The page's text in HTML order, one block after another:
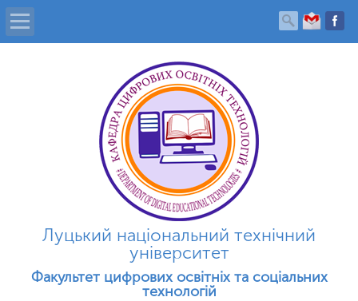
Луцький національний технічний
університет
Факультет цифрових освітніх та соціальних
технологій
Головна
Про кафедру
Новини
Фотогалерея
Студенту
Абітурієнту